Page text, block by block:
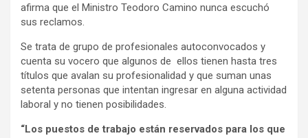
afirma que el Ministro Teodoro Camino nunca escuchó
sus reclamos.
Se trata de grupo de profesionales autoconvocados y
cuenta su vocero que algunos de ellos tienen hasta tres
títulos que avalan su profesionalidad y que suman unas
setenta personas que intentan ingresar en alguna actividad
laboral y no tienen posibilidades.
“Los puestos de trabajo están reservados para los que